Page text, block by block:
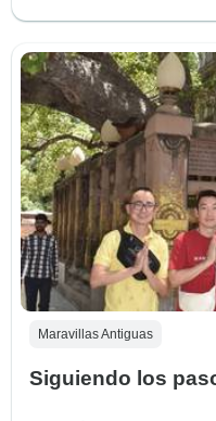
Maravillas Antiguas
Siguiendo los